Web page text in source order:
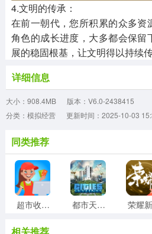
4.文明的传承：
在前一朝代，您所积累的众多资
角色的成长进度，大多都会保留
展的稳固根基，让文明得以持续
详细信息
大小：908.4MB
版本：V6.0-2438415
分类：模拟经营
更新时间：2025-10-03
同类推荐
超市收银员 都市天际线
相关推荐